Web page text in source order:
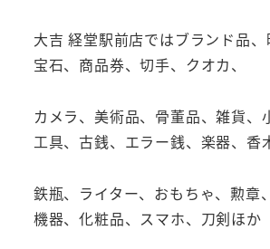
大吉 経堂駅前店ではブランド品、
宝石、商品券、切手、クオカ、
カメラ、美術品、骨董品、雑貨、
工具、古銭、エラー銭、楽器、香
鉄瓶、ライター、おもちゃ、勲章
機器、化粧品、スマホ、刀剣ほか